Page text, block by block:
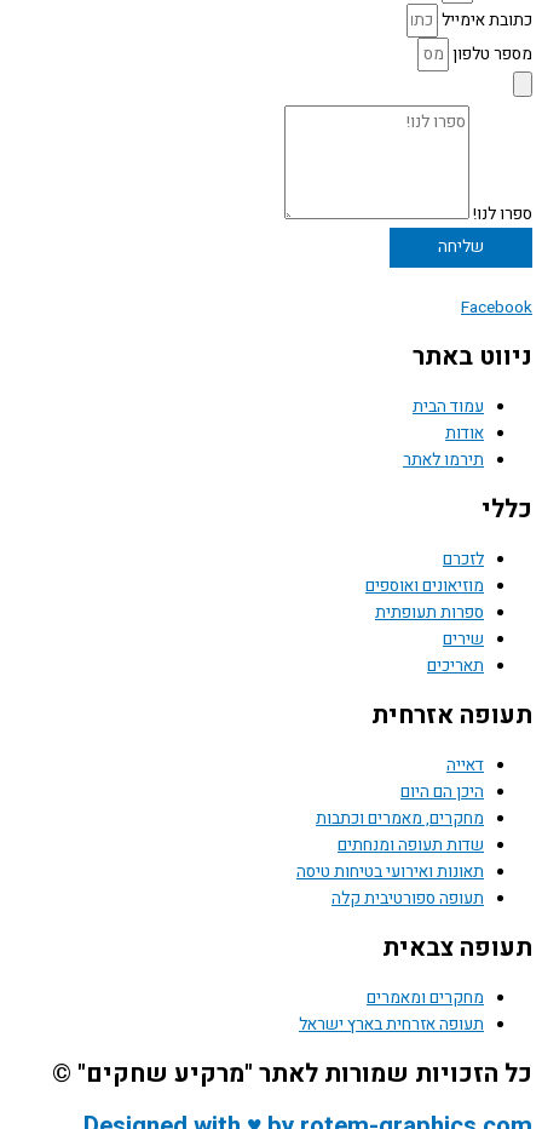
כתובת אימייל
מספר טלפון
ספרו לנו!
שליחה
Facebook
ניווט באתר
עמוד הבית
אודות
תירמו לאתר
כללי
לזכרם
מוזיאונים ואוספים
ספרות תעופתית
שירים
תאריכים
תעופה אזרחית
דאייה
היכן הם היום
מחקרים, מאמרים וכתבות
שדות תעופה ומנחתים
תאונות ואירועי בטיחות טיסה
תעופה ספורטיבית קלה
תעופה צבאית
מחקרים ומאמרים
תעופה אזרחית בארץ ישראל
כל הזכויות שמורות לאתר "מרקיע שחקים" ©